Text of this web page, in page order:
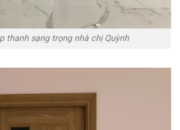
thanh sạng trọng nhà chị Quỳnh